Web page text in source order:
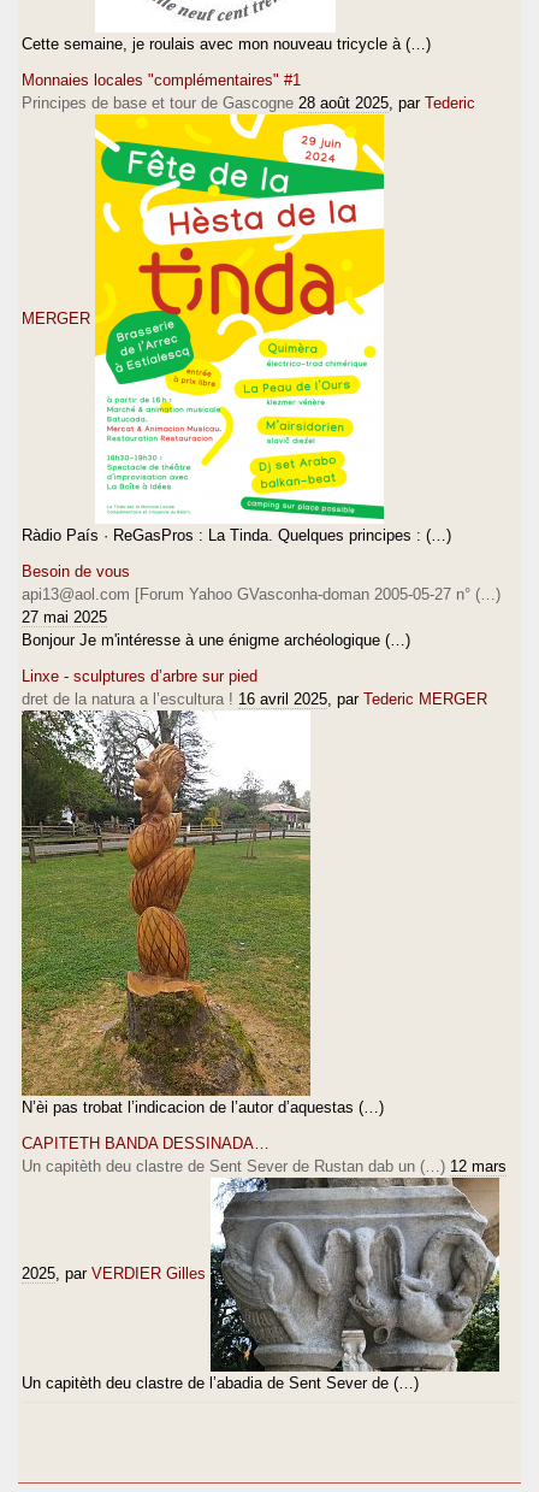
Cette semaine, je roulais avec mon nouveau tricycle à (…)
Monnaies locales "complémentaires" #1
Principes de base et tour de Gascogne 28 août 2025 , par Tederic
MERGER
Ràdio País · ReGasPros : La Tinda. Quelques principes : (…)
Besoin de vous
api13@aol.com [Forum Yahoo GVasconha-doman 2005-05-27 n° (…)
27 mai 2025
Bonjour Je m'intéresse à une énigme archéologique (…)
Linxe - sculptures d’arbre sur pied
dret de la natura a l’escultura ! 16 avril 2025 , par Tederic MERGER
N’èi pas trobat l’indicacion de l’autor d’aquestas (…)
CAPITETH BANDA DESSINADA…
Un capitèth deu clastre de Sent Sever de Rustan dab un (…) 12 mars
2025 , par VERDIER Gilles
Un capitèth deu clastre de l’abadia de Sent Sever de (…)